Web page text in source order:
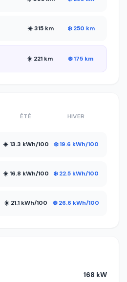
☀️ 315 km ❄️ 250 km
☀️ 221 km ❄️ 175 km
168 kW
ÉTÉ HIVER
☀️ 13.3 kWh/100 ❄️ 19.6 kWh/100
☀️ 16.8 kWh/100 ❄️ 22.5 kWh/100
☀️ 21.1 kWh/100 ❄️ 26.6 kWh/100